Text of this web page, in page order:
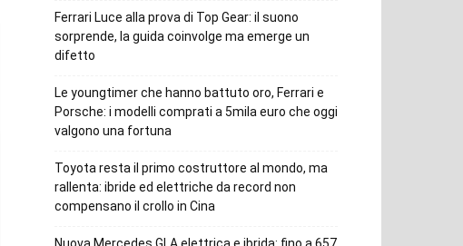
Ferrari Luce alla prova di Top Gear: il suono
sorprende, la guida coinvolge ma emerge un
difetto
Le youngtimer che hanno battuto oro, Ferrari e
Porsche: i modelli comprati a 5mila euro che oggi
valgono una fortuna
Toyota resta il primo costruttore al mondo, ma
rallenta: ibride ed elettriche da record non
compensano il crollo in Cina
Nuova Mercedes GLA elettrica e ibrida: fino a 657